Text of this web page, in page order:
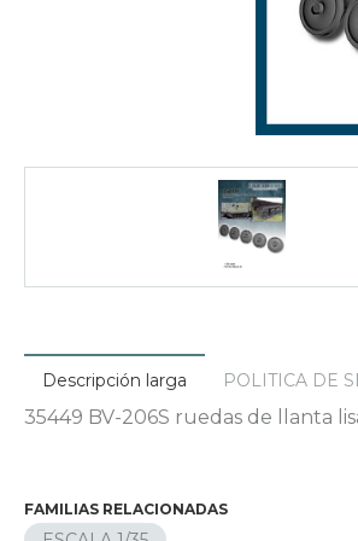
Descripción larga POLITICA DE
35449 BV-206S ruedas de llanta
FAMILIAS RELACIONADAS